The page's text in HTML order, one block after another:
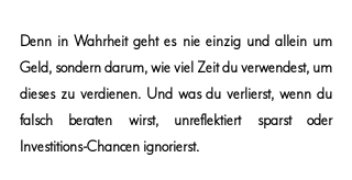
Denn in Wahrheit geht es nie einzig und allein um
Geld, sondern darum, wie viel Zeit du verwendest, um
dieses zu verdienen. Und was du verlierst, wenn du
falsch beraten wirst, unreflektiert sparst oder
Investitions-Chancen ignorierst.